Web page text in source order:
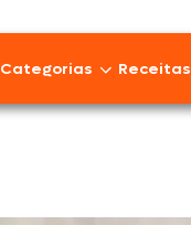
Categorias Receitas